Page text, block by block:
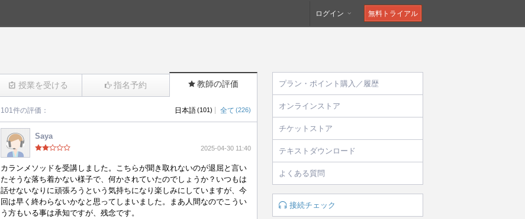
ログイン 無料トライアル
(526)
授業を受ける 指名予約 教師の評価
101件の評価： 日本語(101) | 全て (226)
Saya
2025-04-30 11:40
カランメソッドを受講しました。こちらが聞き取れないのが退屈と言い
たそうな落ち着かない様子で、何かされていたのでしょうか？いつもは
話せないなりに頑張ろうという気持ちになり楽しみにしていますが、今
回は早く終わらないかなと思ってしまいました。まあ人間なのでこうい
う方もいる事は承知ですが、残念です。
プラン・ポイント購入／履歴
オンラインストア
チケットストア
テキストダウンロード
よくある質問
接続チェック